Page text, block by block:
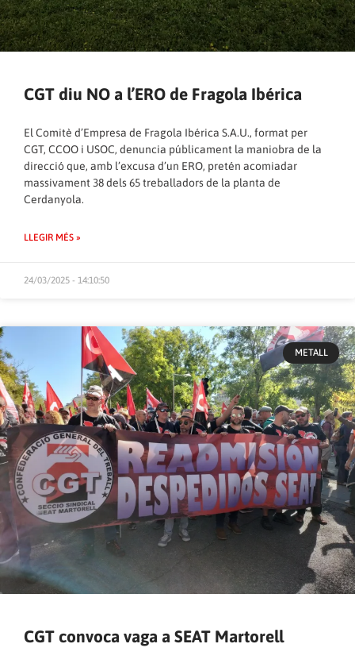
CGT diu NO a l’ERO de Fragola Ibérica
El Comitè d’Empresa de Fragola Ibérica S.A.U., format per
CGT, CCOO i USOC, denuncia públicament la maniobra de la
direcció que, amb l’excusa d’un ERO, pretén acomiadar
massivament 38 dels 65 treballadors de la planta de
Cerdanyola.
LLEGIR MÉS »
24/03/2025 - 14:10:50
METALL
CGT convoca vaga a SEAT Martorell